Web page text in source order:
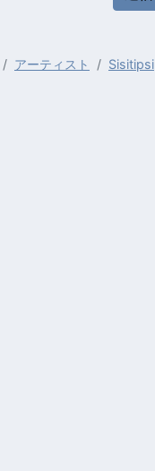
アーティスト Sisitipsi